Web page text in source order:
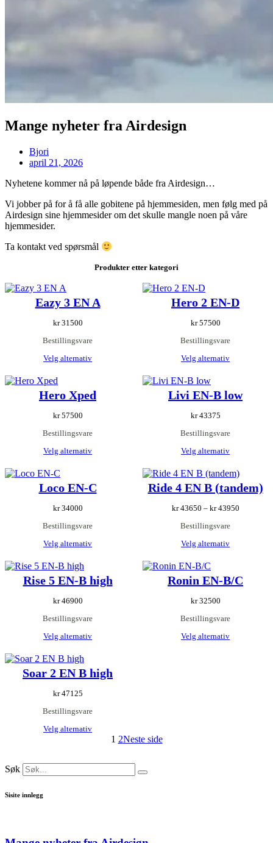
Mange nyheter fra Airdesign
Bjori
april 21, 2026
Nyhetene kommer nå på løpende både fra Airdesign…
Vi jobber på for å få alle gobitene på hjemmesiden, men følg med på
Airdesign sine hjemmesider om det skulle mangle noen på våre
hjemmesider.
Ta kontakt ved spørsmål
Produkter etter kategori
Eazy 3 EN A
kr31500
Bestillingsvare
Velg alternativ
Hero 2 EN-D
kr57500
Bestillingsvare
Velg alternativ
Hero Xped
kr57500
Bestillingsvare
Velg alternativ
Livi EN-B low
kr43375
Bestillingsvare
Velg alternativ
Loco EN-C
kr34000
Bestillingsvare
Velg alternativ
Ride 4 EN B (tandem)
kr43650 – kr43950
Bestillingsvare
Velg alternativ
Rise 5 EN-B high
kr46900
Bestillingsvare
Velg alternativ
Ronin EN-B/C
kr32500
Bestillingsvare
Velg alternativ
Soar 2 EN B high
kr47125
Bestillingsvare
Velg alternativ
1 2Neste side
Søk
Sisite innlegg